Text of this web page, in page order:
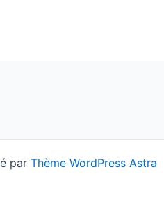
par Thème WordPress Astra